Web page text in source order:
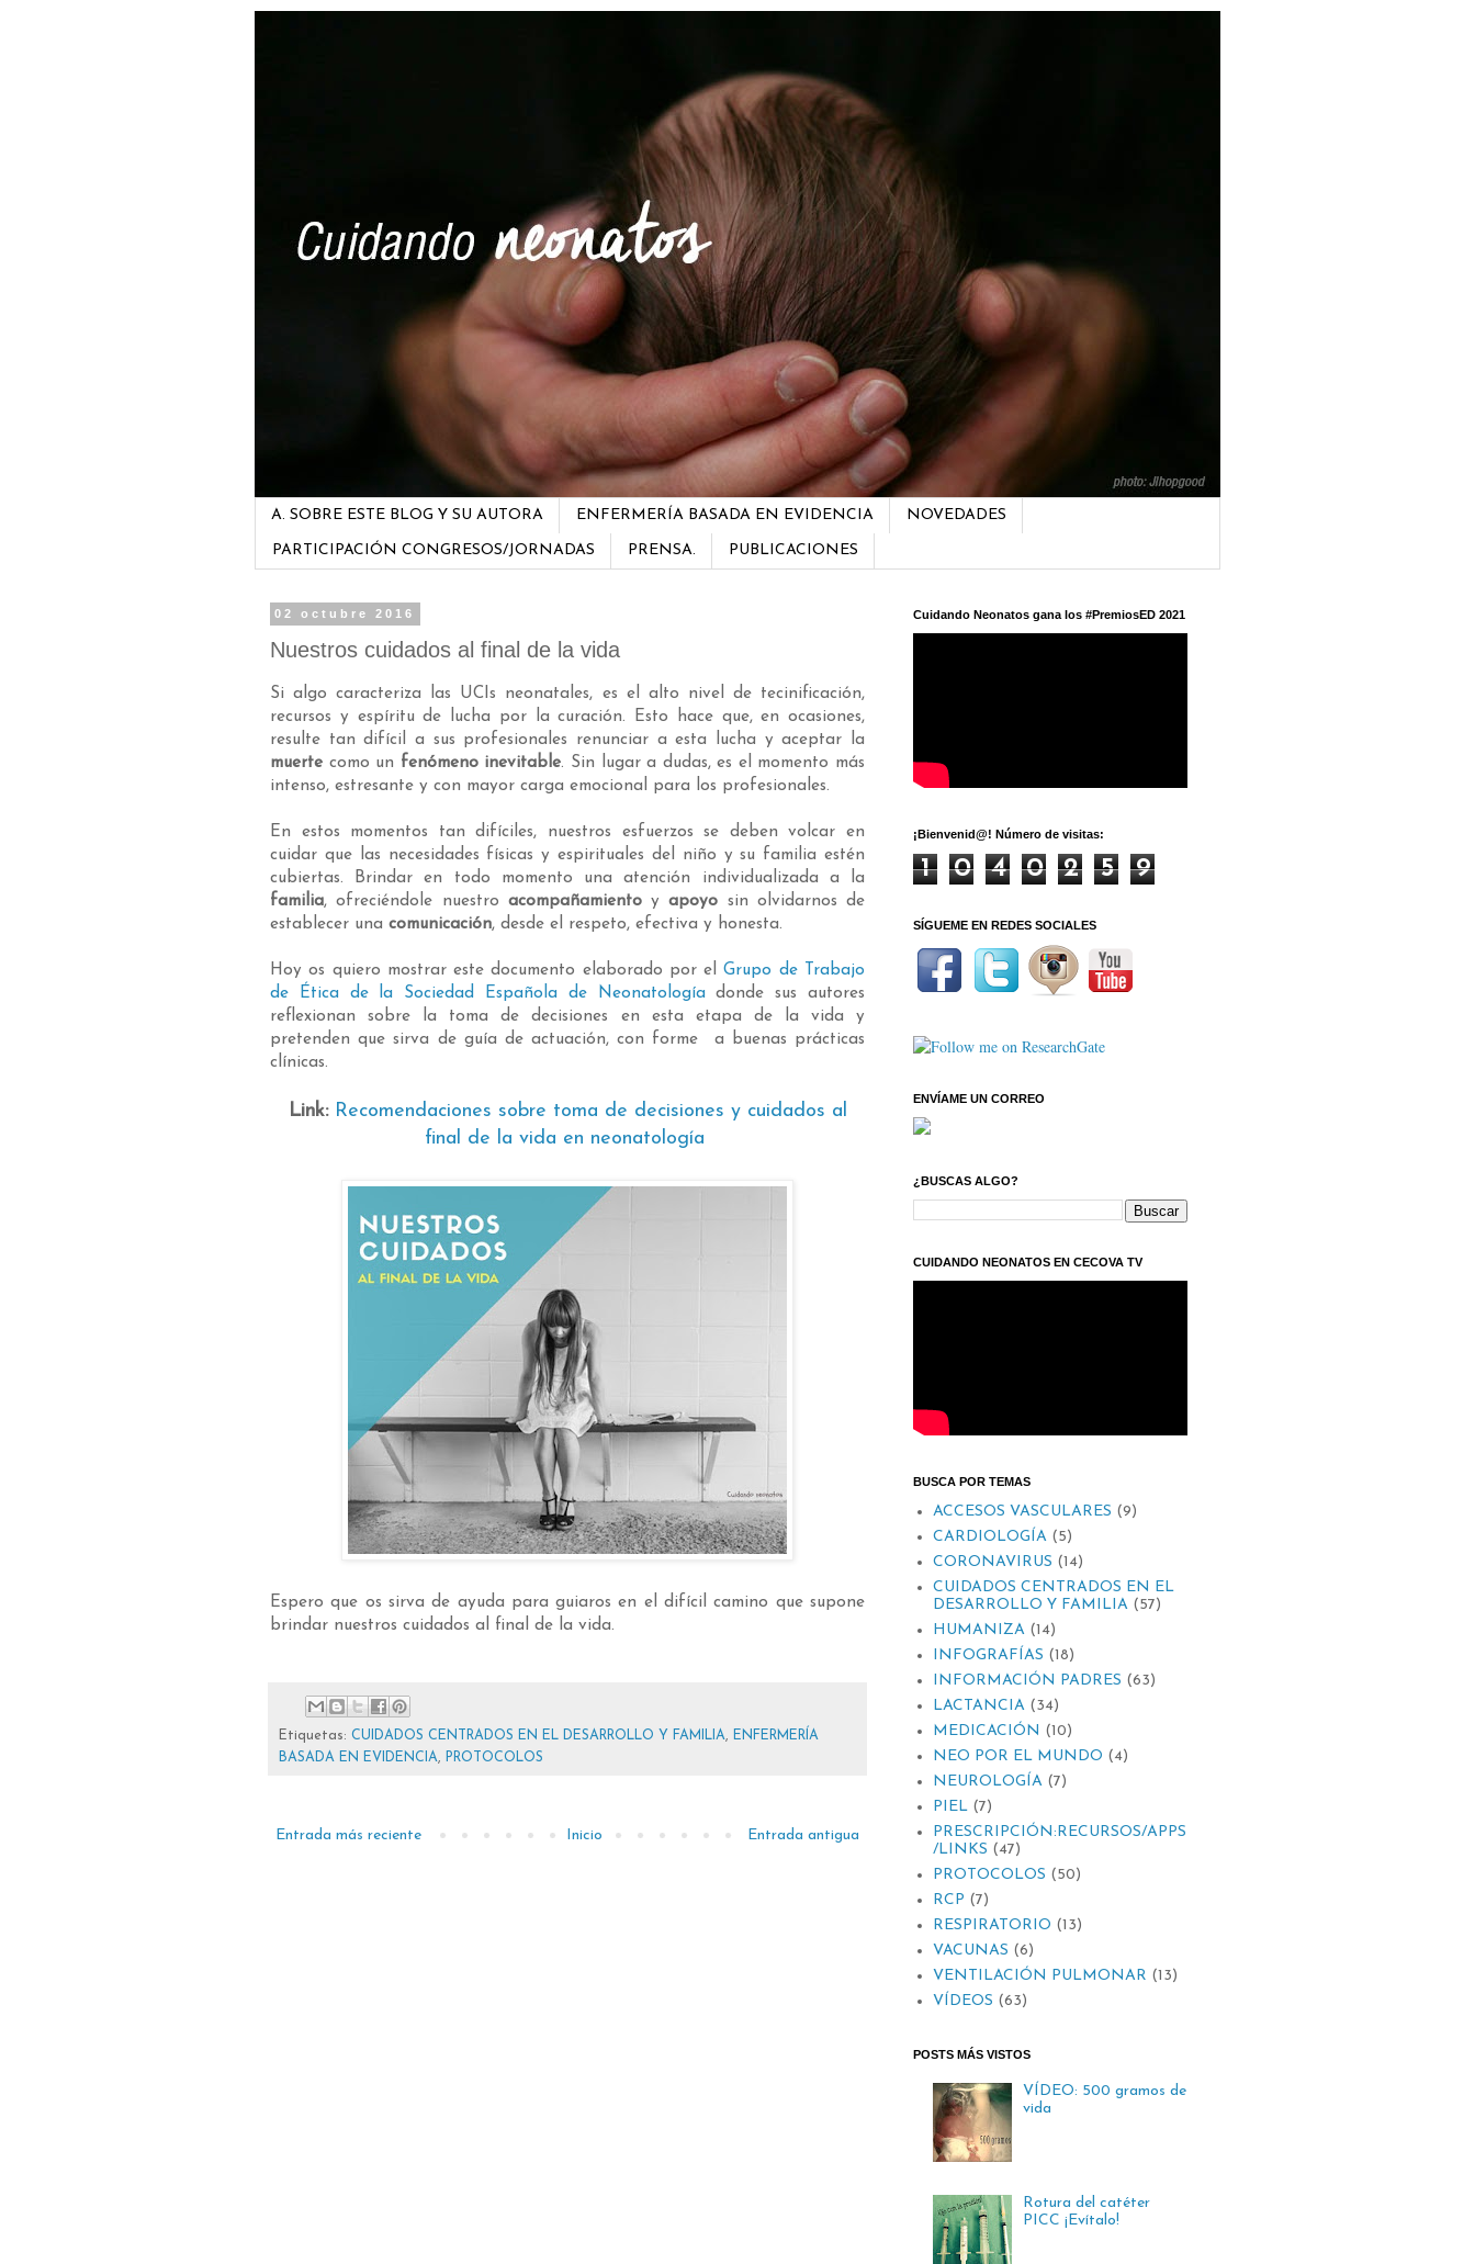
A. SOBRE ESTE BLOG Y SU AUTORA ENFERMERÍA BASADA EN EVIDENCIA NOVEDADES
PARTICIPACIÓN CONGRESOS/JORNADAS PRENSA. PUBLICACIONES
02 octubre 2016
Nuestros cuidados al final de la vida
Si algo caracteriza las UCIs neonatales, es el alto nivel de tecinificación,
recursos y espíritu de lucha por la curación. Esto hace que, en ocasiones,
resulte tan difícil a sus profesionales renunciar a esta lucha y aceptar la
muerte como un fenómeno inevitable. Sin lugar a dudas, es el momento más
intenso, estresante y con mayor carga emocional para los profesionales.
En estos momentos tan difíciles, nuestros esfuerzos se deben volcar en
cuidar que las necesidades físicas y espirituales del niño y su familia estén
cubiertas. Brindar en todo momento una atención individualizada a la
familia, ofreciéndole nuestro acompañamientoyapoyo sin olvidarnos de
establecer una comunicación, desde el respeto, efectiva y honesta.
Hoy os quiero mostrar este documento elaborado por elGrupo de Trabajo
de Ética de la Sociedad Española de Neonatologíadonde sus autores
reflexionan sobre la toma de decisiones en esta etapa de la vida y
pretenden que sirva de guía de actuación, con forme a buenas prácticas
clínicas.
Link: Recomendaciones sobre toma de decisiones y cuidados al
final de la vida en neonatología
Espero que os sirva de ayuda para guiaros en el difícil camino que supone
brindar nuestros cuidados al final de la vida.
Etiquetas: CUIDADOS CENTRADOS EN EL DESARROLLO Y FAMILIA, ENFERMERÍA
BASADA EN EVIDENCIA, PROTOCOLOS
Entrada más reciente Entrada antigua
Inicio
Cuidando Neonatos gana los #PremiosED 2021
¡Bienvenid@! Número de visitas:
1 0 4 0 2 5 9
SÍGUEME EN REDES SOCIALES
ENVÍAME UN CORREO
¿BUSCAS ALGO?
CUIDANDO NEONATOS EN CECOVA TV
BUSCA POR TEMAS
ACCESOS VASCULARES (9)
CARDIOLOGÍA (5)
CORONAVIRUS (14)
CUIDADOS CENTRADOS EN EL
DESARROLLO Y FAMILIA (57)
HUMANIZA (14)
INFOGRAFÍAS (18)
INFORMACIÓN PADRES (63)
LACTANCIA (34)
MEDICACIÓN (10)
NEO POR EL MUNDO (4)
NEUROLOGÍA (7)
PIEL (7)
PRESCRIPCIÓN:RECURSOS/APPS
/LINKS (47)
PROTOCOLOS (50)
RCP (7)
RESPIRATORIO (13)
VACUNAS (6)
VENTILACIÓN PULMONAR (13)
VÍDEOS (63)
POSTS MÁS VISTOS
VÍDEO: 500 gramos de
vida
Rotura del catéter
PICC ¡Evítalo!